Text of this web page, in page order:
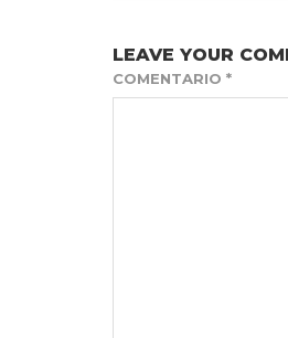
LEAVE YOUR
COMENTARIO *